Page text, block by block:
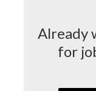
Already
for